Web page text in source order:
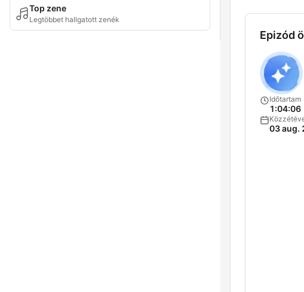
Top zene
Legtöbbet hallgatott zenék
Epizód
Időtartam
1:04:06
03 aug.